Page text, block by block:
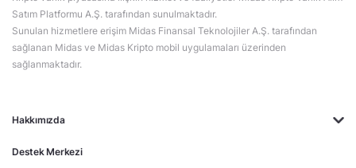
Hakkımızda
Destek Merkezi
Satım Platformu A.Ş. tarafından sunulmaktadır.
Sunulan hizmetlere erişim Midas Finansal Teknolojiler A.Ş. tarafından
sağlanan Midas ve Midas Kripto mobil uygulamaları üzerinden
sağlanmaktadır.